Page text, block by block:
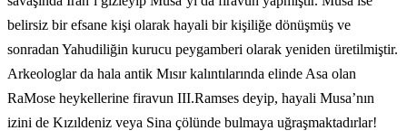
belirsiz bir efsane kişi olarak hayali bir kişiliğe dönüşmüş ve
sonradan Yahudiliğin kurucu peygamberi olarak yeniden üretilmiştir.
Arkeologlar da hala antik Mısır kalıntılarında elinde Asa olan
RaMose heykellerine firavun III.Ramses deyip, hayali Musa’nın
izini de Kızıldeniz veya Sina çölünde bulmaya uğraşmaktadırlar!